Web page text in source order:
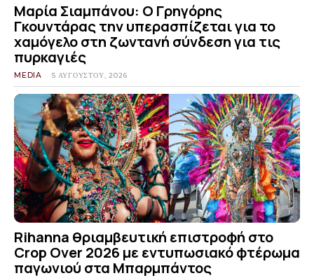
Μαρία Σιαμπάνου: Ο Γρηγόρης
Γκουντάρας την υπερασπίζεται για το
χαμόγελο στη ζωντανή σύνδεση για τις
πυρκαγιές
MEDIA 5 ΑΥΓΟΎΣΤΟΥ, 2026
Rihanna θριαμβευτική επιστροφή στο
Crop Over 2026 με εντυπωσιακό φτέρωμα
παγωνιού στα Μπαρμπάντος